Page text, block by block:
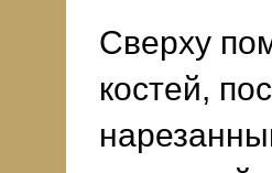
Сверху
костей,